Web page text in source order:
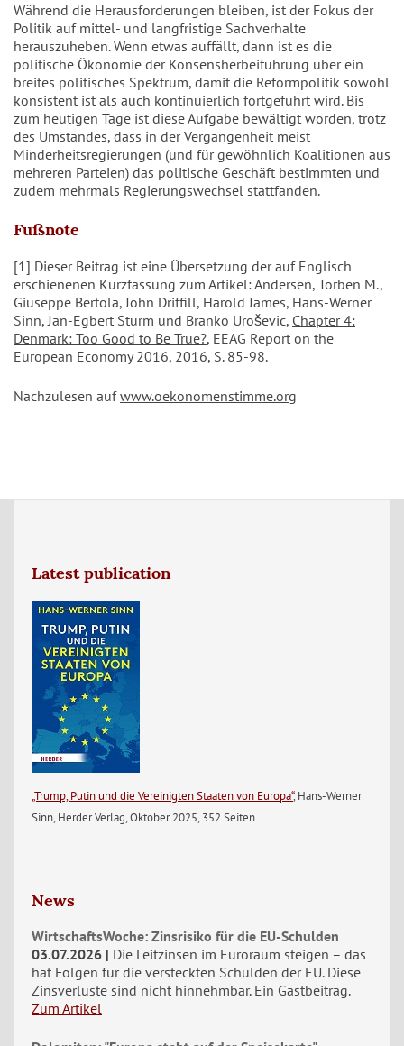
Während die Herausforderungen bleiben, ist der Fokus der
Politik auf mittel- und langfristige Sachverhalte
herauszuheben. Wenn etwas auffällt, dann ist es die
politische Ökonomie der Konsensherbeiführung über ein
breites politisches Spektrum, damit die Reformpolitik sowohl
konsistent ist als auch kontinuierlich fortgeführt wird. Bis
zum heutigen Tage ist diese Aufgabe bewältigt worden, trotz
des Umstandes, dass in der Vergangenheit meist
Minderheitsregierungen (und für gewöhnlich Koalitionen aus
mehreren Parteien) das politische Geschäft bestimmten und
zudem mehrmals Regierungswechsel stattfanden.
Fußnote
[1] Dieser Beitrag ist eine Übersetzung der auf Englisch
erschienenen Kurzfassung zum Artikel: Andersen, Torben M.,
Giuseppe Bertola, John Driffill, Harold James, Hans-Werner
Sinn, Jan-Egbert Sturm und Branko Uroševic, Chapter 4:
Denmark: Too Good to Be True?, EEAG Report on the
European Economy 2016, 2016, S. 85-98.
Nachzulesen aufwww.oekonomenstimme.org
Latest publication
„Trump, Putin und die Vereinigten Staaten von Europa“, Hans-Werner
Sinn, Herder Verlag, Oktober 2025, 352 Seiten.
News
WirtschaftsWoche: Zinsrisiko für die EU-Schulden
03.07.2026
Die Leitzinsen im Euroraum steigen – das
hat Folgen für die versteckten Schulden der EU. Diese
Zinsverluste sind nicht hinnehmbar. Ein Gastbeitrag.
Zum Artikel